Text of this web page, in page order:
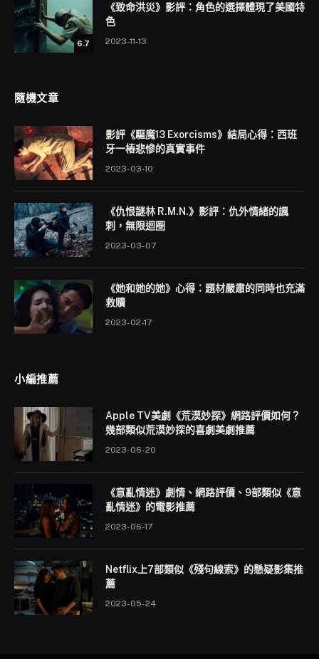
6.7
《致命洪災》影評：角色的選擇體現了美國特
色
2023-11-13
隨機文章
影評《驅魔13 Exorcisms》結局心得：西班
牙一樁悲慘的真實事件
2023-03-10
《仇恨謎林 R.M.N.》影評：仇外情緒的諷
刺，無限迴圈
2023-03-07
《她和她的她》心得：題材嚴肅的同時也充滿
救贖
2023-02-17
小編推薦
Apple TV美劇《荒漠妙探》網路評價如何？
幾部類似荒漠妙探的喜劇美劇推薦
2023-06-20
《意亂情迷》劇情、網路評價、9部類似《意
亂情迷》的電影推薦
2023-06-17
Netflix上7部類似《殘句線索》的懸疑影集推
薦
2023-05-24